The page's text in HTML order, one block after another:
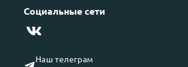
Социальные сети
Наш телеграм